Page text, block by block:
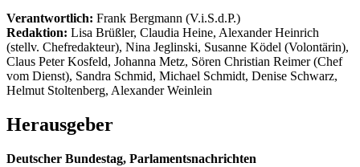
Verantwortlich: Frank Bergmann (V.i.S.d.P.)
Redaktion: Lisa Brüßler, Claudia Heine, Alexander Heinrich
(stellv. Chefredakteur), Nina Jeglinski, Susanne Ködel (Volontärin),
Claus Peter Kosfeld, Johanna Metz, Sören Christian Reimer (Chef
vom Dienst), Sandra Schmid, Michael Schmidt, Denise Schwarz,
Helmut Stoltenberg, Alexander Weinlein
Herausgeber
Deutscher Bundestag, Parlamentsnachrichten